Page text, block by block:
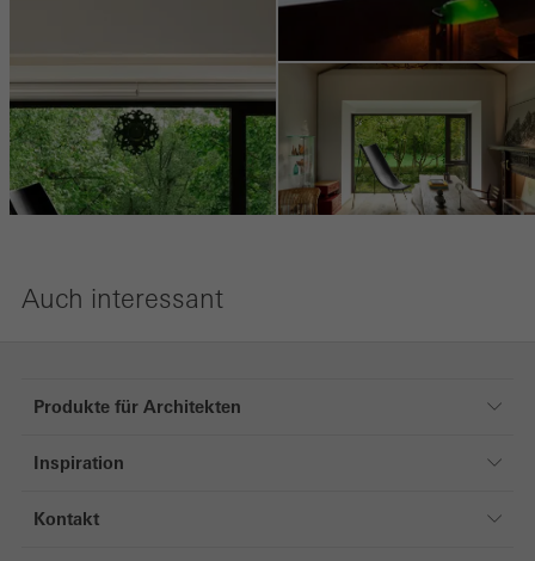
Auch interessant
Produkte für Architekten
Fenster
Türen
Inspiration
Kontakt